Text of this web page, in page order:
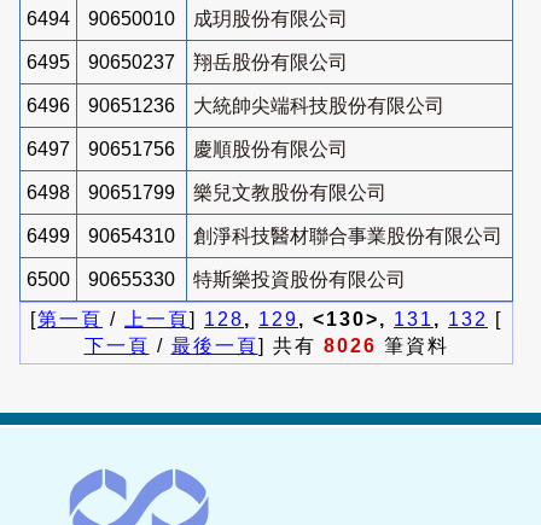
6494 90650010 成玥股份有限公司
6495 90650237 翔岳股份有限公司
6496 90651236 大統帥尖端科技股份有限公司
6497 90651756 慶順股份有限公司
6498 90651799 樂兒文教股份有限公司
6499 90654310 創淨科技醫材聯合事業股份有限公司
6500 90655330
特斯樂投資股份有限公司
[第一頁 / 上一頁] 128, 129, <130>, 131 , 132
[
下一頁 / 最後一頁] 共有 8026 筆資料